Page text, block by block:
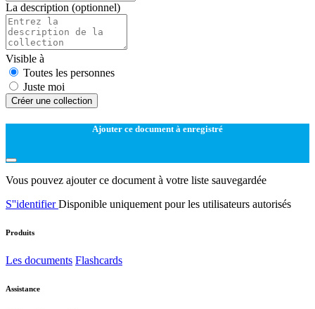
La description (optionnel)
Visible à
Toutes les personnes
Juste moi
Créer une collection
Ajouter ce document à enregistré
Vous pouvez ajouter ce document à votre liste sauvegardée
S''identifierDisponible uniquement pour les utilisateurs autorisés
Produits
Les documents Flashcards
Assistance